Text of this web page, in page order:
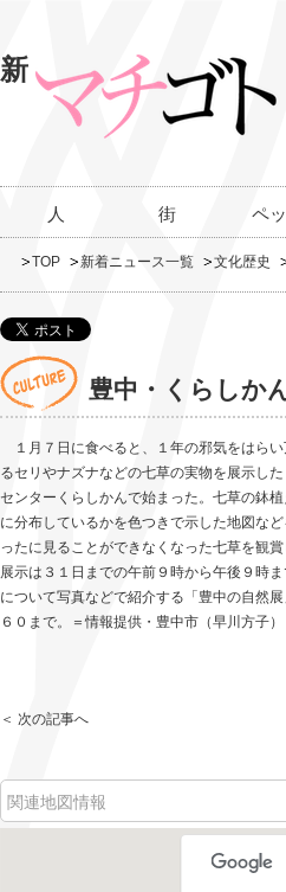
新
人 街 ペ
TOP 新着ニュース一覧 文化歴史
豊中・くらしか
１月７日に食べると、１年の邪気をはら
るセリやナズナなどの七草の実物を展示し
センターくらしかんで始まった。七草の鉢
に分布しているかを色つきで示した地図な
ったに見ることができなくなった七草を観
展示は３１日までの午前９時から午後９時
について写真などで紹介する「豊中の自然
６０まで。＝情報提供・豊中市（早川方子）
＜ 次の記事へ
関連地図情報